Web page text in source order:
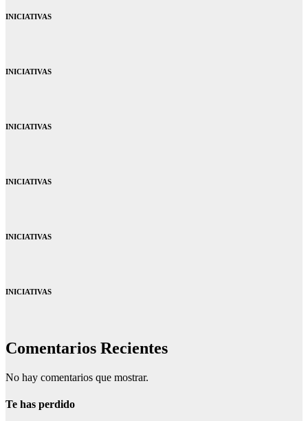
INICIATIVAS
INICIATIVAS
INICIATIVAS
INICIATIVAS
INICIATIVAS
INICIATIVAS
Comentarios Recientes
No hay comentarios que mostrar.
Te has perdido